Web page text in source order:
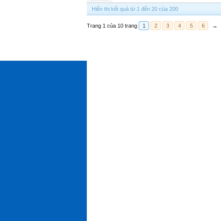
Hiển thị kết quả từ 1 đến 20 của 200
Trang 1 của 10 trang 1 2 3 4 5 6 →